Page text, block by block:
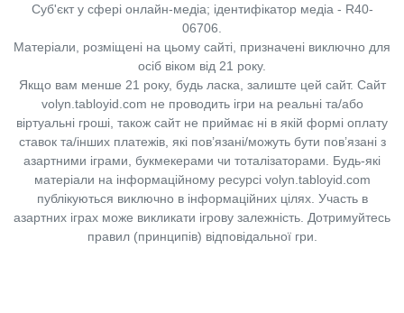
Суб'єкт у сфері онлайн-медіа; ідентифікатор медіа - R40-
06706.
Матеріали, розміщені на цьому сайті, призначені виключно для
осіб віком від 21 року.
Якщо вам менше 21 року, будь ласка, залиште цей сайт. Сайт
volyn.tabloyid.com не проводить ігри на реальні та/або
віртуальні гроші, також сайт не приймає ні в якій формі оплату
ставок та/інших платежів, які пов’язані/можуть бути пов’язані з
азартними іграми, букмекерами чи тоталізаторами. Будь-які
матеріали на інформаційному ресурсі volyn.tabloyid.com
публікуються виключно в інформаційних цілях. Участь в
азартних іграх може викликати ігрову залежність. Дотримуйтесь
правил (принципів) відповідальної гри.